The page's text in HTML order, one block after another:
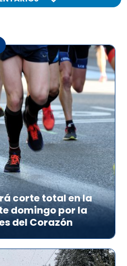
corte total en la
domingo por la
del Corazón